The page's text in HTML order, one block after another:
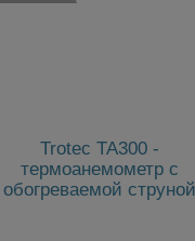
Trotec TA300 -
термоанемометр с
обогреваемой